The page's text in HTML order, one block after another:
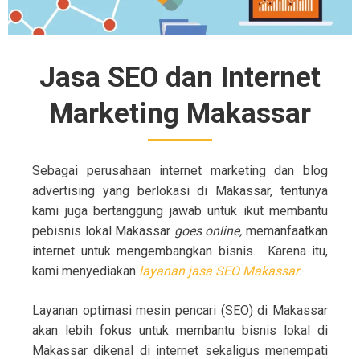
Jasa SEO dan Internet
Marketing Makassar
Sebagai perusahaan internet marketing dan blog
advertising yang berlokasi di Makassar, tentunya
kami juga bertanggung jawab untuk ikut membantu
pebisnis lokal Makassar goes online,memanfaatkan
internet untuk mengembangkan bisnis. Karena itu,
kami menyediakan layanan jasa SEO Makassar.
Layanan optimasi mesin pencari (SEO) di Makassar
akan lebih fokus untuk membantu bisnis lokal di
Makassar dikenal di internet sekaligus menempati